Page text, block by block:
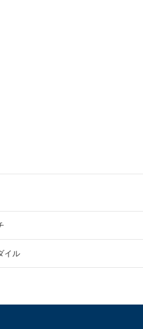
イル